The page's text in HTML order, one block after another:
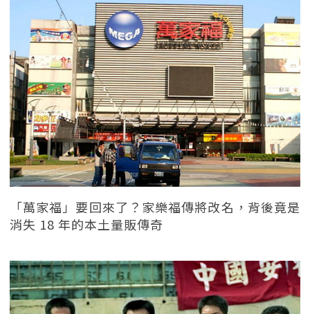
「萬家福」要回來了？家樂福傳將改名，背後竟是
消失 18 年的本土量販傳奇